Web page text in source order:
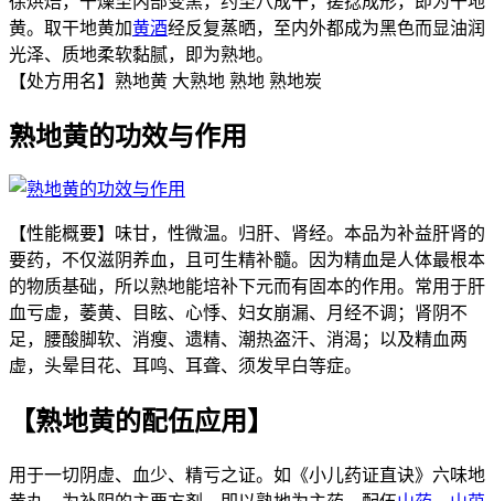
黄。取干地黄加黄酒经反复蒸晒，至内外都成为黑色而显油润
光泽、质地柔软黏腻，即为熟地。
【处方用名】熟地黄 大熟地 熟地 熟地炭
熟地黄的功效与作用
【性能概要】味甘，性微温。归肝、肾经。本品为补益肝肾的
要药，不仅滋阴养血，且可生精补髓。因为精血是人体最根本
的物质基础，所以熟地能培补下元而有固本的作用。常用于肝
血亏虚，萎黄、目眩、心悸、妇女崩漏、月经不调；肾阴不
足，腰酸脚软、消瘦、遗精、潮热盗汗、消渴；以及精血两
虚，头晕目花、耳鸣、耳聋、须发早白等症。
【熟地黄的配伍应用】
用于一切阴虚、血少、精亏之证。如《小儿药证直诀》六味地